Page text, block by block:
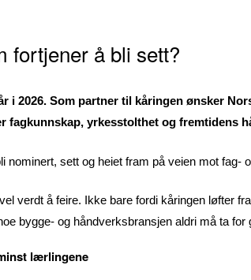
fortjener å bli sett?
i 2026. Som partner til kåringen ønsker
fagkunnskap, yrkesstolthet og fremtidens
sett og heiet fram på veien mot fag-
verdt å feire. Ikke bare fordi kåringen løfter
bygge- og håndverksbransjen aldri må ta for
lærlingene